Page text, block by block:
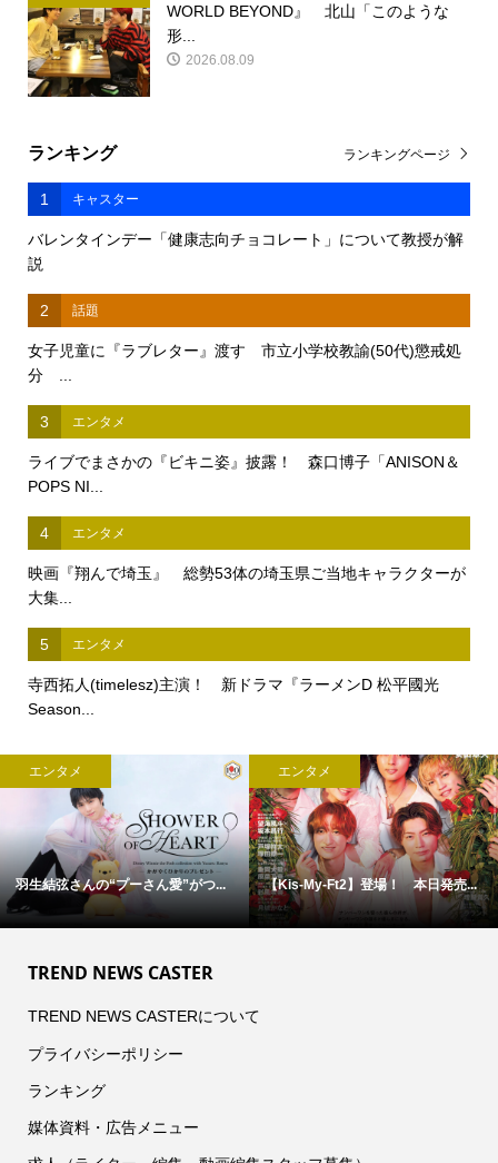
WORLD BEYOND』 北山「このような
形...
2026.08.09
ランキング
1 キャスター
バレンタインデー「健康志向チョコレート」について教授が解
説
2 話題
女子児童に『ラブレター』渡す 市立小学校教諭(50代)懲戒処
分 ...
3 エンタメ
ライブでまさかの『ビキニ姿』披露！ 森口博子「ANISON＆
POPS NI...
4 エンタメ
映画『翔んで埼玉』 総勢53体の埼玉県ご当地キャラクターが
大集...
5 エンタメ
寺西拓人(timelesz)主演！ 新ドラマ『ラーメンD 松平國光
Season...
ランキングページ
本日発売... 9/4(金)スタート！ 『北山宏光 T...
エンタメ
【福山雅治】サプ
TREND NEWS CASTER
TREND NEWS CASTERについて
プライバシーポリシー
ランキング
媒体資料・広告メニュー